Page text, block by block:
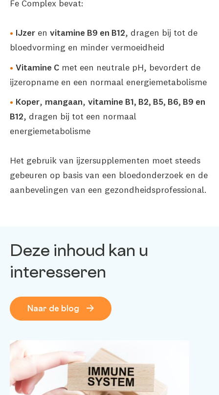
Fe Complex bevat:
IJzer en vitamine B9 en B12, dragen bij tot de
bloedvorming en minder vermoeidheid
Vitamine C met een neutrale pH, bevordert de
ijzeropname en een normaal energiemetabolisme
Koper, mangaan, vitamine B1, B2, B5, B6, B9 en
B12, dragen bij tot een normaal
energiemetabolisme
Het gebruik van ijzersupplementen moet steeds
gebeuren op basis van een bloedonderzoek en de
aanbevelingen van een gezondheidsprofessional.
Deze inhoud kan u
interesseren
Naar de blog